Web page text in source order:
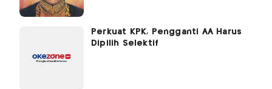
Perkuat KPK, Pengganti AA Harus
Dipilih Selektif